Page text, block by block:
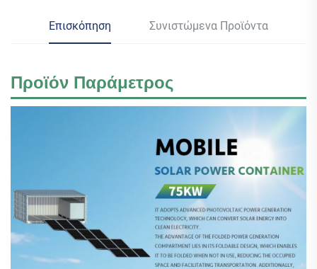
Επισκόπηση Συνιστώμενα Προϊόντα
Προϊόν Παράμετρος